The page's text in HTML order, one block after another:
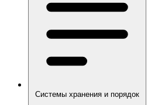
Системы хранения и порядок